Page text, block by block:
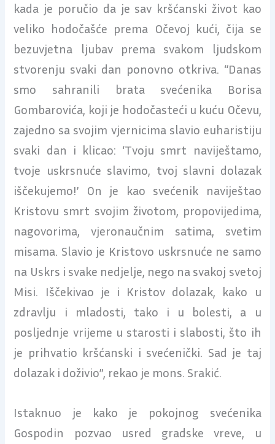
kada je poručio da je sav kršćanski život kao
veliko hodočašće prema Očevoj kući, čija se
bezuvjetna ljubav prema svakom ljudskom
stvorenju svaki dan ponovno otkriva. “Danas
smo sahranili brata svećenika Borisa
Gombarovića, koji je hodočasteći u kuću Očevu,
zajedno sa svojim vjernicima slavio euharistiju
svaki dan i klicao: ‘Tvoju smrt naviještamo,
tvoje uskrsnuće slavimo, tvoj slavni dolazak
iščekujemo!’ On je kao svećenik naviještao
Kristovu smrt svojim životom, propovijedima,
nagovorima, vjeronaučnim satima, svetim
misama. Slavio je Kristovo uskrsnuće ne samo
na Uskrs i svake nedjelje, nego na svakoj svetoj
Misi. Iščekivao je i Kristov dolazak, kako u
zdravlju i mladosti, tako i u bolesti, a u
posljednje vrijeme u starosti i slabosti, što ih
je prihvatio kršćanski i svećenički. Sad je taj
dolazak i doživio”, rekao je mons. Srakić.
Istaknuo je kako je pokojnog svećenika
Gospodin pozvao usred gradske vreve, u